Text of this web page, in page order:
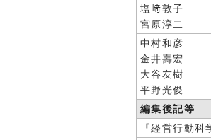
塩﨑敦子
宮原淳二
中村和彦
金井壽宏
大谷友樹
平野光俊
編集後記等
『経営行動